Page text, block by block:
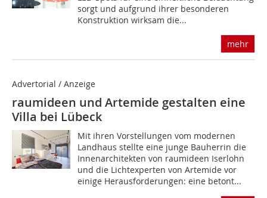
sorgt und aufgrund ihrer besonderen
Konstruktion wirksam die...
mehr
Advertorial / Anzeige
raumideen und Artemide gestalten eine
Villa bei Lübeck
Mit ihren Vorstellungen vom modernen
Landhaus stellte eine junge Bauherrin die
Innenarchitekten von raumideen Iserlohn
und die Lichtexperten von Artemide vor
einige Herausforderungen: eine betont...